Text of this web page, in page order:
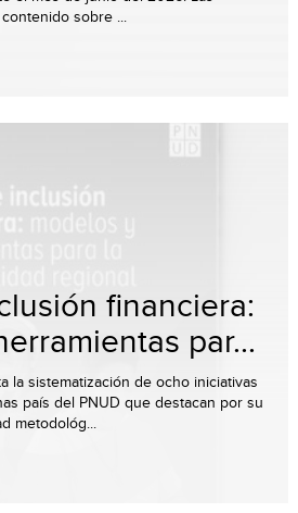
sobre ...
financiera:
par...
la sistematización de ocho iniciativas
país del PNUD que destacan por su
metodológ...